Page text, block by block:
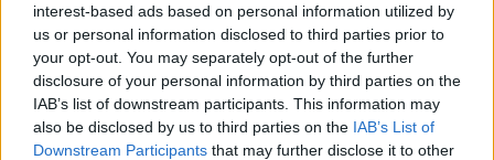
interest-based ads based on personal information utilized by
us or personal information disclosed to third parties prior to
your opt-out. You may separately opt-out of the further
disclosure of your personal information by third parties on the
IAB’s list of downstream participants. This information may
also be disclosed by us to third parties on the IAB’s List of
Downstream Participants that may further disclose it to other